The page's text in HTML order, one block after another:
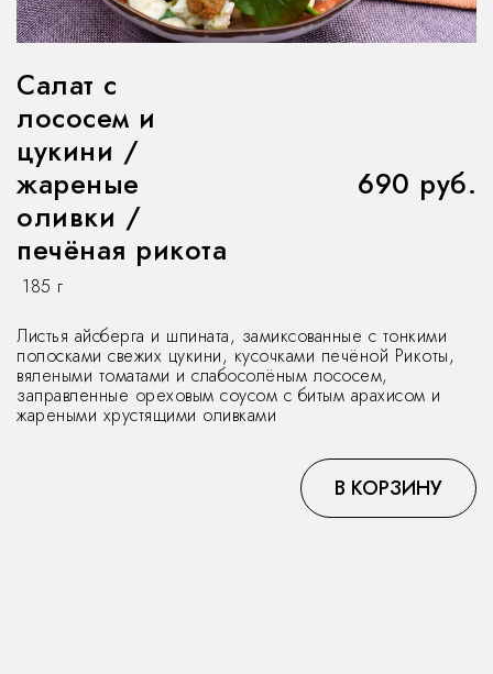
Салат с
лососем и
цукини /
жареные
оливки /
печёная рикота
185 г
690 руб.
Листья айсберга и шпината, замиксованные с тонкими
полосками свежих цукини, кусочками печёной Рикоты,
вялеными томатами и слабосолёным лососем,
заправленные ореховым соусом с битым арахисом и
жареными хрустящими оливками
В КОРЗИНУ